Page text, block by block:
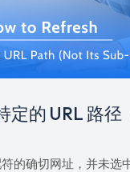
定的 URL 路径
的确切网址，并未选